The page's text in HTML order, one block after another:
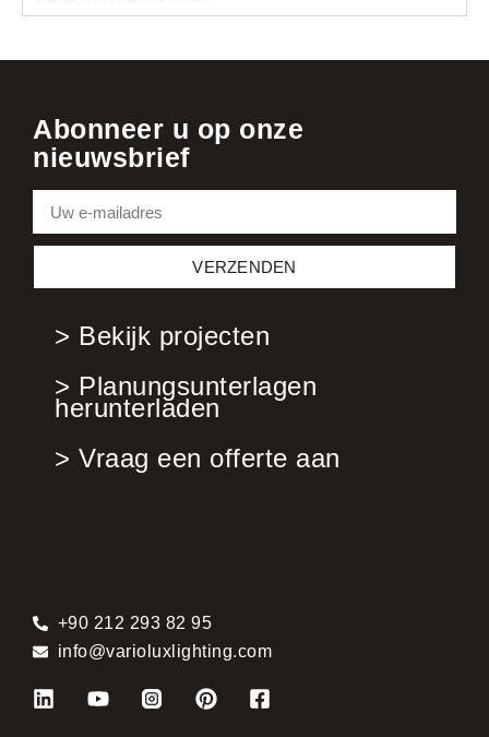
Abonneer u op onze
nieuwsbrief
VERZENDEN
> Bekijk projecten
> Planungsunterlagen
herunterladen
> Vraag een offerte aan
+90 212 293 82 95
info@varioluxlighting.com